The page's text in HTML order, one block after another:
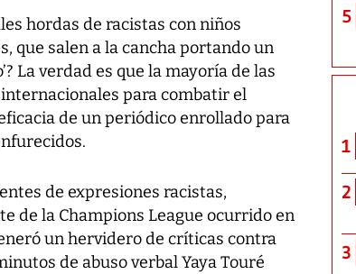
hordas de racistas con niños
que salen a la cancha portando un
La verdad es que la mayoría de las
para combatir el
de un periódico enrollado para
de expresiones racistas,
de la Champions League ocurrido en
un hervidero de críticas contra
de abuso verbal Yaya Touré
5
1
2
3